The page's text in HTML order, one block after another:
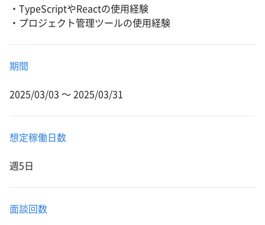
・TypeScriptやReactの使用経験
・プロジェクト管理ツールの使用経験
期間
2025/03/03 〜 2025/03/31
想定稼働日数
週5日
面談回数